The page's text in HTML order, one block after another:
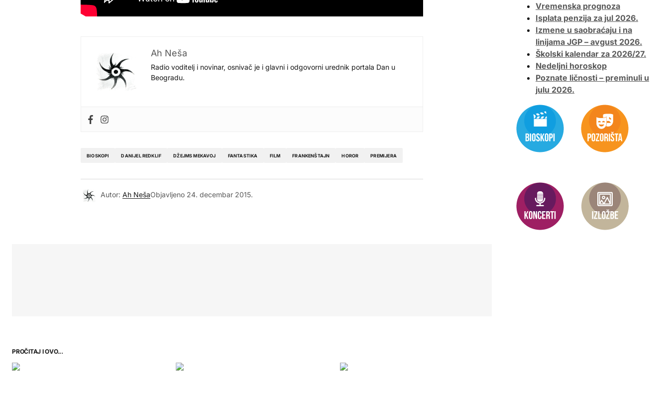
Ah Neša
Radio voditelj i novinar, osnivač je i glavni i odgovorni urednik portala Dan u
Beogradu.
BIOSKOPI DANIJEL REDKLIF DŽEJMS MEKAVOJ FANTASTIKA FILM FRANKENŠTAJN HOROR PREMIJERA
Autor: Ah NešaObjavljeno 24. decembar 2015.
PROČITAJ I OVO...
Vremenska prognoza
Isplata penzija za jul 2026.
Izmene u saobraćaju i na
linijama JGP – avgust 2026.
Školski kalendar za 2026/27.
Nedeljni horoskop
Poznate ličnosti – preminuli u
julu 2026.